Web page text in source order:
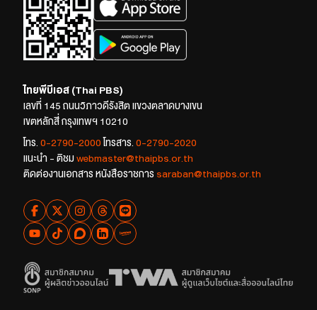
ไทยพีบีเอส (Thai PBS)
เลขที่ 145 ถนนวิภาวดีรังสิต แขวงตลาดบางเขน
เขตหลักสี่ กรุงเทพฯ 10210
โทร. 0-2790-2000 โทรสาร. 0-2790-2020
แนะนำ - ติชม webmaster@thaipbs.or.th
ติดต่องานเอกสาร หนังสือราชการ saraban@thaipbs.or.th